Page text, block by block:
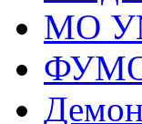
МО
ФУМО